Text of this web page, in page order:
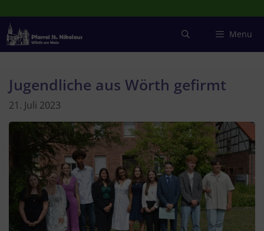
Inhalt
springen
Menu
Jugendliche aus Wörth gefirmt
21. Juli 2023